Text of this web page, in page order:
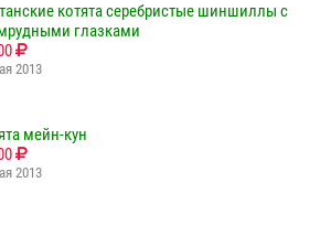
котята серебристые шиншиллы с
глазками
2013
мейн-кун
2013